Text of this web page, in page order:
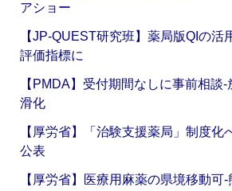
アショー
【JP-QUEST研究班】薬局版QIの活
評価指標に
【PMDA】受付期間なしに事前相談
滑化
【厚労省】「治験支援薬局」制度化
公表
【厚労省】医療用麻薬の県境移動可